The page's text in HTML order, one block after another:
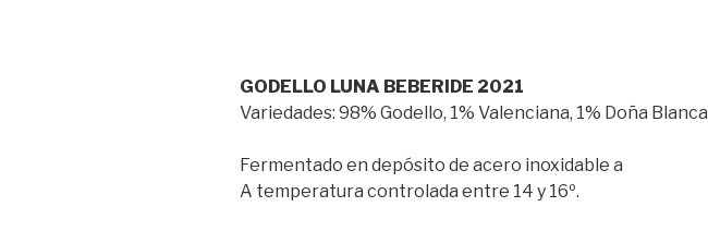
GODELLO LUNA BEBERIDE 2021
Variedades: 98% Godello, 1% Valenciana, 1% Doña Blanca
Fermentado en depósito de acero inoxidable a
A temperatura controlada entre 14 y 16º.